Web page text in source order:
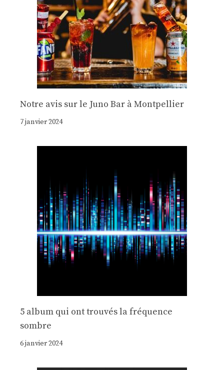
Notre avis sur le Juno Bar à Montpellier
7 janvier 2024
5 album qui ont trouvés la fréquence
sombre
6 janvier 2024